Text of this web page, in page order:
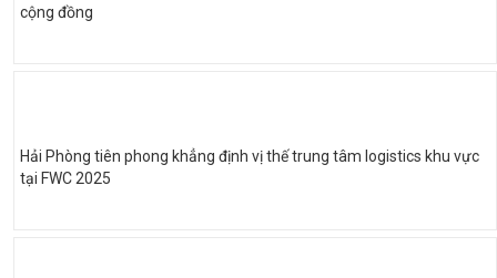
cộng đồng
Hải Phòng tiên phong khẳng định vị thế trung tâm logistics khu vực
tại FWC 2025